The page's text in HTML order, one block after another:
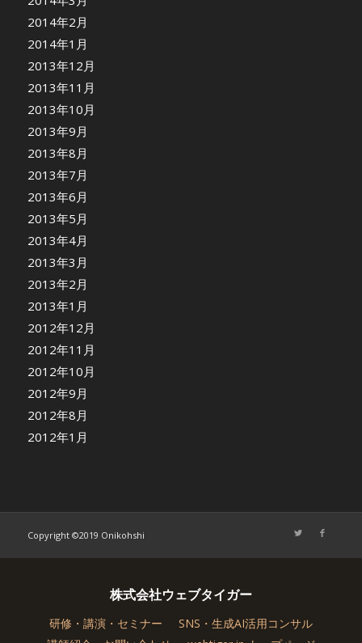
2014年2月
2014年1月
2013年12月
2013年11月
2013年10月
2013年9月
2013年8月
2013年7月
2013年6月
2013年5月
2013年4月
2013年3月
2013年2月
2013年1月
2012年12月
2012年11月
2012年10月
2012年9月
2012年8月
2012年1月
Copyright ©2019 Onikohshi
株式会社ウェブタイガー
研修・講演・セミナー
SNS・生成AI活用コンサル